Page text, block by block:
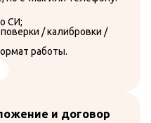
СИ;
/ калибровки /
работы.
и договор